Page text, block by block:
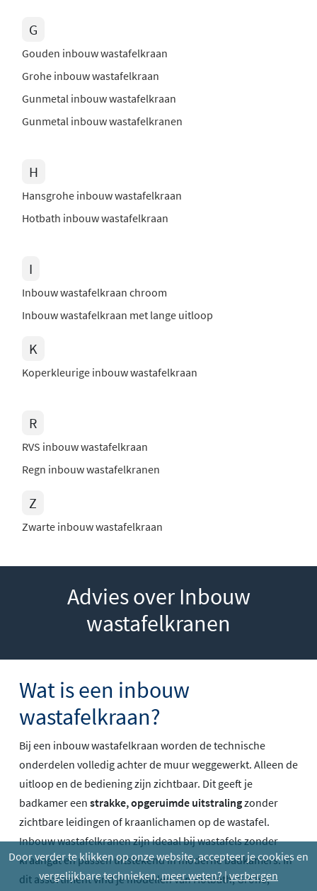
Door verder te klikken op onze website, accepteer je cookies en
vergelijkbare technieken.meer weten?|verbergen
G
Gouden inbouw wastafelkraan
Grohe inbouw wastafelkraan
Gunmetal inbouw wastafelkraan
Gunmetal inbouw wastafelkranen
H
Hansgrohe inbouw wastafelkraan
Hotbath inbouw wastafelkraan
I
Inbouw wastafelkraan chroom
Inbouw wastafelkraan met lange uitloop
K
Koperkleurige inbouw wastafelkraan
R
RVS inbouw wastafelkraan
Regn inbouw wastafelkranen
Z
Zwarte inbouw wastafelkraan
Advies over Inbouw
wastafelkranen
Wat is een inbouw
wastafelkraan?
Bij een inbouw wastafelkraan worden de technische
onderdelen volledig achter de muur weggewerkt. Alleen de
uitloop en de bediening zijn zichtbaar. Dit geeft je
badkamer een strakke, opgeruimde uitstralingzonder
zichtbare leidingen of kraanlichamen op de wastafel.
Inbouw wastafelkranen zijn ideaal bij wastafels zonder
kraangat en passen uitstekend in moderne badkamers. In
dit assortiment vind je modellen van Hotbath, Grohe,